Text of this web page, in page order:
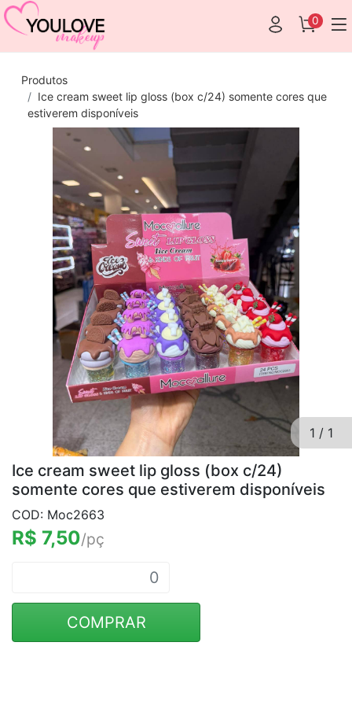
0
Produtos
Ice cream sweet lip gloss (box c/24) somente cores que
estiverem disponíveis
1 / 1
Ice cream sweet lip gloss (box c/24)
somente cores que estiverem disponíveis
COD: Moc2663
R$ 7,50/pç
COMPRAR